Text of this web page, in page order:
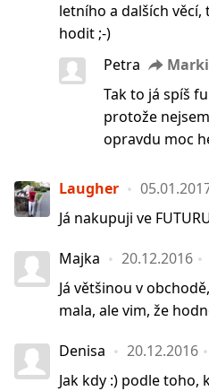
letního a dalších
hodit ;-)
Petra
Marki
Tak to já spíš
protože
opravdu moc
Laugher
Já nakupuji ve
Majka 20.12.2016
Já většinou v
mala, ale vim, že
Denisa 20.12.2016
Jak kdy :) podle toho,